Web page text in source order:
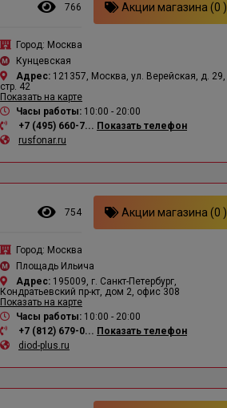
766 Акции магазина (0 )
Город: Москва
Кунцевская
Адрес: 121357, Москва, ул. Верейская, д. 29,
стр. 42
Показать на карте
Часы работы: 10:00 - 20:00
+7 (495) 660-7... Показать телефон
rusfonar.ru
754 Акции магазина (0 )
Город: Москва
Площадь Ильича
Адрес: 195009, г. Санкт-Петербург,
Кондратьевский пр-кт, дом 2, офис 308
Показать на карте
Часы работы: 10:00 - 20:00
+7 (812) 679-0... Показать телефон
diod-plus.ru